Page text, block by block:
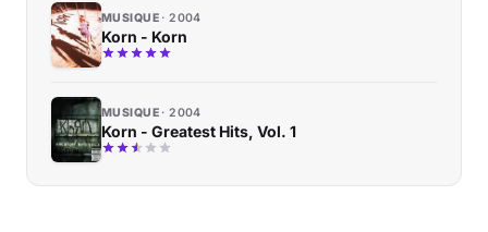
MUSIQUE 2004
Korn - Korn
MUSIQUE 2004
Korn - Greatest Hits, Vol. 1